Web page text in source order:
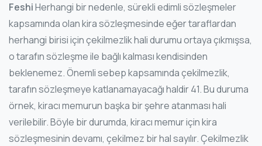
FeshiHerhangi bir nedenle, sürekli edimli sözleşmeler
kapsamında olan kira sözleşmesinde eğer taraflardan
herhangi birisi için çekilmezlik hali durumu ortaya çıkmışsa,
o tarafın sözleşme ile bağlı kalması kendisinden
beklenemez. Önemli sebep kapsamında çekilmezlik,
tarafın sözleşmeye katlanamayacağı haldir 41. Bu duruma
örnek, kiracı memurun başka bir şehre atanması hali
verilebilir. Böyle bir durumda, kiracı memur için kira
sözleşmesinin devamı, çekilmez bir hal sayılır. Çekilmezlik